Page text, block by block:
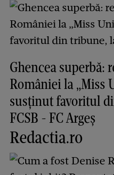
Ghencea superbă:
României la „Miss
susținut favoritul
FCSB - FC Argeș
Redactia.ro